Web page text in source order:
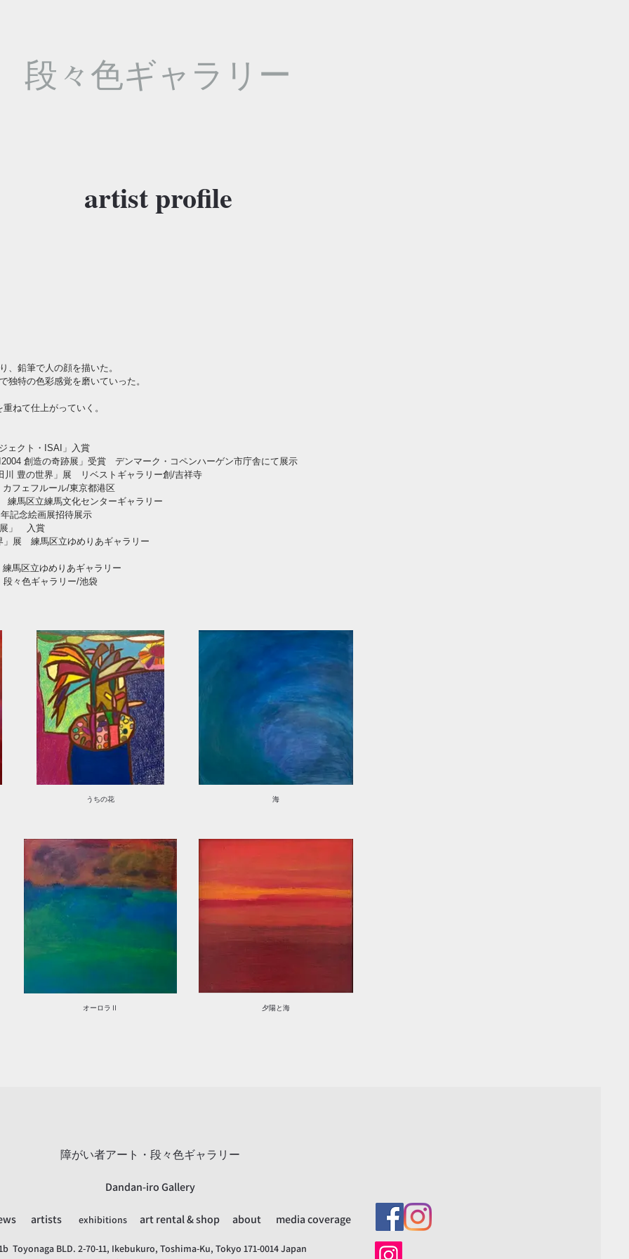
段々色ギャラリー
artist profile
、鉛筆で人の顔を描いた。
独特の色彩感覚を磨いていった。
ねて仕上がっていく。
ェクト・ISAI」入賞
創造の奇跡展」受賞 デンマーク・コペンハーゲン市庁舎にて展示
豊の世界」展 リベストギャラリー創/吉祥寺
フェフルール/東京都港区
区立練馬文化センターギャラリー
念絵画展招待展示
展」 入賞
」展 練馬区立ゆめりあギャラリー
馬区立ゆめりあギャラリー
々色ギャラリー/池袋
うちの花 海
オーロラⅡ 夕陽と海
障がい者アート・段々色ギャラリー
Dandan-iro Gallery
artists exhibitions art rental & shop about media coverage
Toyonaga BLD. 2-70-11, Ikebukuro, Toshima-Ku, Tokyo 171-0014 Japan